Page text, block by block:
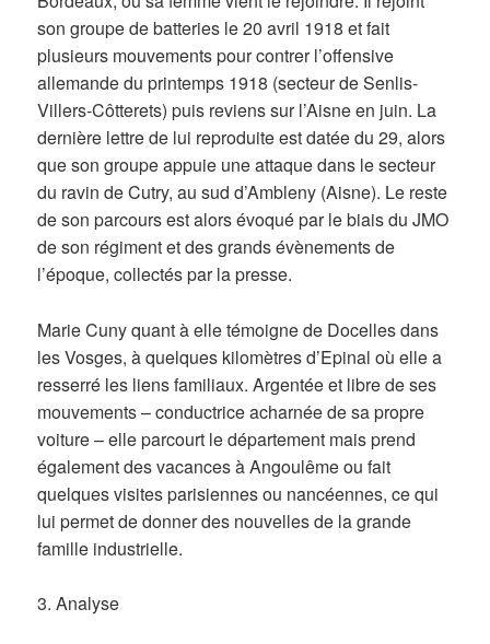
son groupe de batteries le 20 avril 1918 et fait
plusieurs mouvements pour contrer l’offensive
allemande du printemps 1918 (secteur de Senlis-
Villers-Côtterets) puis reviens sur l’Aisne en juin. La
dernière lettre de lui reproduite est datée du 29, alors
que son groupe appuie une attaque dans le secteur
du ravin de Cutry, au sud d’Ambleny (Aisne). Le reste
de son parcours est alors évoqué par le biais du JMO
de son régiment et des grands évènements de
l’époque, collectés par la presse.
Marie Cuny quant à elle témoigne de Docelles dans
les Vosges, à quelques kilomètres d’Epinal où elle a
resserré les liens familiaux. Argentée et libre de ses
mouvements – conductrice acharnée de sa propre
voiture – elle parcourt le département mais prend
également des vacances à Angoulême ou fait
quelques visites parisiennes ou nancéennes, ce qui
lui permet de donner des nouvelles de la grande
famille industrielle.
3. Analyse